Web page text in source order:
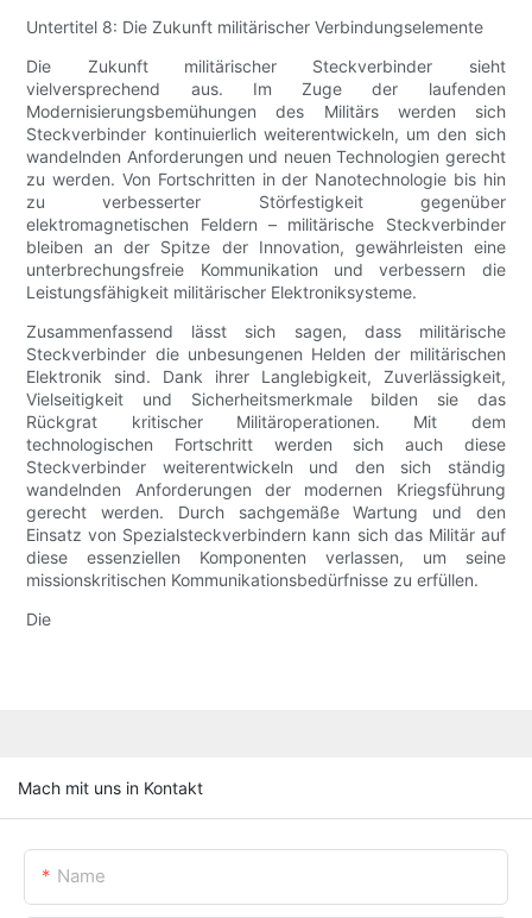
Untertitel 8: Die Zukunft militärischer Verbindungselemente
Die Zukunft militärischer Steckverbinder sieht
vielversprechend aus. Im Zuge der laufenden
Modernisierungsbemühungen des Militärs werden sich
Steckverbinder kontinuierlich weiterentwickeln, um den sich
wandelnden Anforderungen und neuen Technologien gerecht
zu werden. Von Fortschritten in der Nanotechnologie bis hin
zu verbesserter Störfestigkeit gegenüber
elektromagnetischen Feldern – militärische Steckverbinder
bleiben an der Spitze der Innovation, gewährleisten eine
unterbrechungsfreie Kommunikation und verbessern die
Leistungsfähigkeit militärischer Elektroniksysteme.
Zusammenfassend lässt sich sagen, dass militärische
Steckverbinder die unbesungenen Helden der militärischen
Elektronik sind. Dank ihrer Langlebigkeit, Zuverlässigkeit,
Vielseitigkeit und Sicherheitsmerkmale bilden sie das
Rückgrat kritischer Militäroperationen. Mit dem
technologischen Fortschritt werden sich auch diese
Steckverbinder weiterentwickeln und den sich ständig
wandelnden Anforderungen der modernen Kriegsführung
gerecht werden. Durch sachgemäße Wartung und den
Einsatz von Spezialsteckverbindern kann sich das Militär auf
diese essenziellen Komponenten verlassen, um seine
missionskritischen Kommunikationsbedürfnisse zu erfüllen.
Die
Mach mit uns in Kontakt
Name